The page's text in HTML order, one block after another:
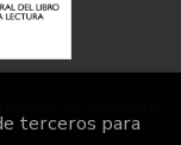
terceros para